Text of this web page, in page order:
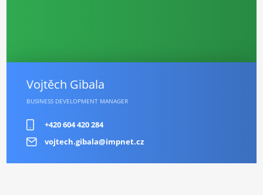
Vojtěch Gibala
BUSINESS DEVELOPMENT MANAGER
+420 604 420 284
vojtech.gibala@impnet.cz